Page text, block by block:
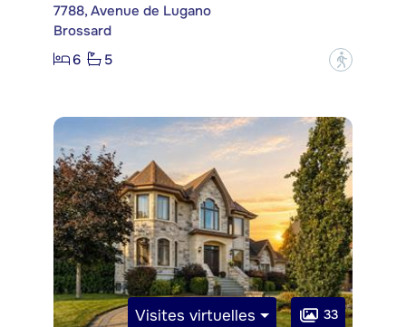
7788, Avenue de Lugano
Brossard
6
5 ?
Visites virtuelles 33